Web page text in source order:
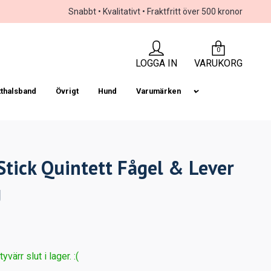
Snabbt • Kvalitativt • Fraktfritt över 500 kronor
LOGGA IN
0
VARUKORG
Övrigt Hund Varumärken
Quintett Fågel & Lever
slut i lager. :(